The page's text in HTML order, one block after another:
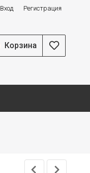
Вход Регистрация
Корзина